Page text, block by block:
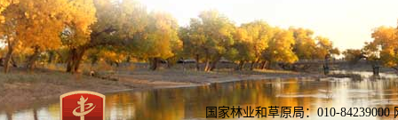
国家林业和草原局：010-84239000